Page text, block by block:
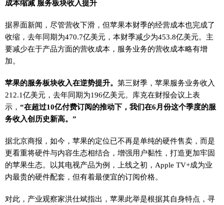
成本缩减 服务板块收入提升
据界面新闻，尽管营收下滑，但苹果本财季的经营成本也完成了
收缩，去年同期为470.7亿美元，本财季减少为453.8亿美元。主
要减少在于产品方面的营收成本，服务业务的营收成本略有增
加。
苹果的服务板块收入在逆势提升。 第三财季，苹果服务业务收入
212.1亿美元，去年同期为196亿美元。库克在财报会议上表
示， “在超过10亿付费订阅的推动下，我们在6月份这个季度的服
务收入创历史新高。”
据北京商报，如今，苹果的定位已不再是单纯的硬件售卖，而是
更看重将硬件与内容生态相结合，增强用户黏性，打造更加牢固
的苹果生态。以其电视产品为例，上线之初，Apple TV+成为业
内最贵的硬件配套，但有着最便宜的订阅价格。
对此，产业观察家洪仕斌指出，苹果此举是根据其自身特点，寻